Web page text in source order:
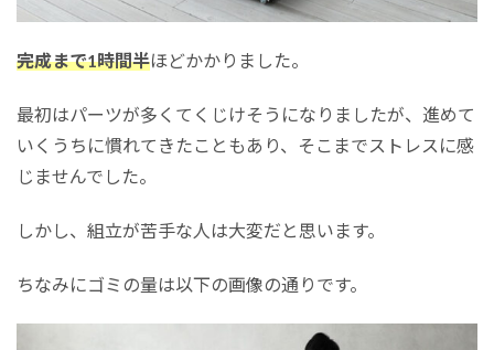
完成まで1時間半ほどかかりました。
最初はパーツが多くてくじけそうになりましたが、進めて
いくうちに慣れてきたこともあり、そこまでストレスに感
じませんでした。
しかし、組立が苦手な人は大変だと思います。
ちなみにゴミの量は以下の画像の通りです。